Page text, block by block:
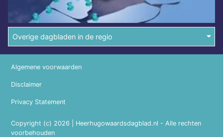
Overige dagbladen in de regio
Copyright (c) 2026 | Heerhugowaardsdagblad.nl - Alle rechten
voorbehouden
Algemene voorwaarden
Disclaimer
Privacy Statement